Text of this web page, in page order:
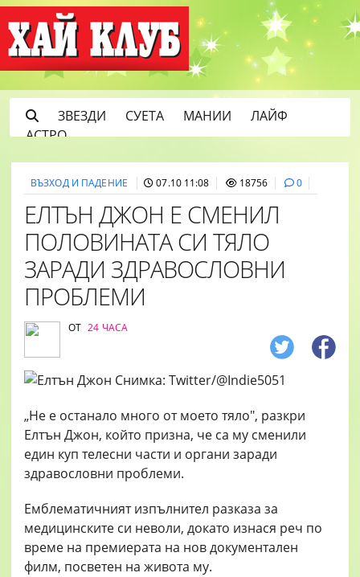
ЗВЕЗДИ СУЕТА МАНИИ
ЛАЙФ
АСТРО
ВЪЗХОД И ПАДЕНИЕ 07.10 11:08 18756 0
ЕЛТЪН ДЖОН Е СМЕНИЛ
ПОЛОВИНАТА СИ ТЯЛО
ЗАРАДИ ЗДРАВОСЛОВНИ
ПРОБЛЕМИ
ОТ 24 ЧАСА
„Не е останало много от моето тяло", разкри
Елтън Джон, който призна, че са му сменили
един куп телесни части и органи заради
здравословни проблеми.
Емблематичният изпълнител разказа за
медицинските си неволи, докато изнася реч по
време на премиерата на нов документален
филм, посветен на живота му.